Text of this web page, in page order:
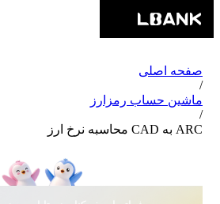
صفحه اصلی
/
ماشین حساب رمزارز
/
ARC به CAD محاسبه نرخ ارز